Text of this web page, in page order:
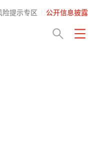
险提示专区 公开信息披露